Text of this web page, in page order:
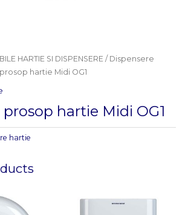
HARTIE SI DISPENSERE / Dispensere
hartie Midi OG1
hartie Midi OG1
hartie